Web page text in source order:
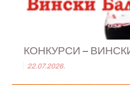
КОНКУРСИ –
22.07.2026.